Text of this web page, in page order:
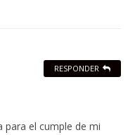
para el cumple de mi
RESPONDER